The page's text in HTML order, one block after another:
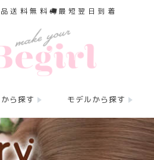
送料無料 最短翌日到着
ら探す モデルから探す